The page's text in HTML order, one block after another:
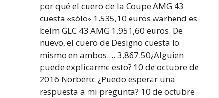
por qué el cuero de la Coupe AMG 43
cuesta «sólo» 1.535,10 euros wärhend es
beim GLC 43 AMG 1.951,60 euros. De
nuevo, el cuero de Designo cuesta lo
mismo en ambos…. 3,867.50¿Alguien
puede explicarme esto? 10 de octubre de
2016 Norbertc ¿Puedo esperar una
respuesta a mi pregunta? 10 de octubre